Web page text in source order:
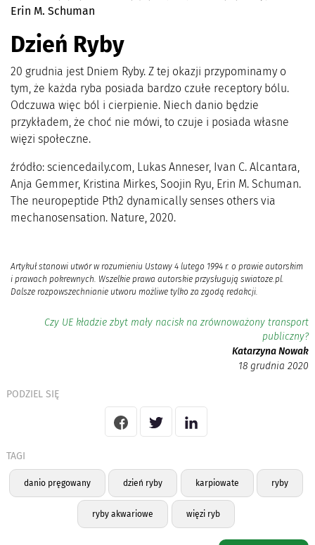
Erin M. Schuman
Dzień Ryby
20 grudnia jest Dniem Ryby. Z tej okazji przypominamy o
tym, że każda ryba posiada bardzo czułe receptory bólu.
Odczuwa więc ból i cierpienie. Niech danio będzie
przykładem, że choć nie mówi, to czuje i posiada własne
więzi społeczne.
źródło: sciencedaily.com, Lukas Anneser, Ivan C. Alcantara,
Anja Gemmer, Kristina Mirkes, Soojin Ryu, Erin M. Schuman.
The neuropeptide Pth2 dynamically senses others via
mechanosensation. Nature, 2020.
Artykuł stanowi utwór w rozumieniu Ustawy 4 lutego 1994 r. o prawie autorskim
i prawach pokrewnych. Wszelkie prawa autorskie przysługują swiatoze.pl.
Dalsze rozpowszechnianie utworu możliwe tylko za zgodą redakcji.
Czy UE kładzie zbyt mały nacisk na zrównoważony transport
publiczny?
Katarzyna Nowak
18 grudnia 2020
PODZIEL SIĘ
TAGI
danio pręgowany dzień ryby karpiowate ryby
ryby akwariowe więzi ryb